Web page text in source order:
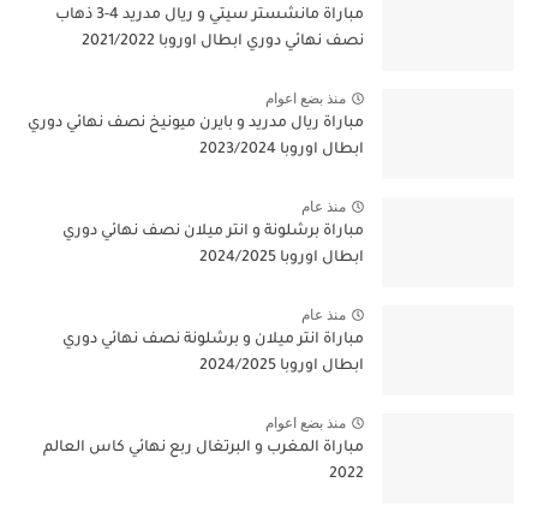
مباراة مانشستر سيتي و ريال مدريد 4-3 ذهاب
نصف نهائي دوري ابطال اوروبا 2021/2022
منذ بضع اعوام
مباراة ريال مدريد و بايرن ميونيخ نصف نهائي دوري
ابطال اوروبا 2023/2024
منذ عام
مباراة برشلونة و انتر ميلان نصف نهائي دوري
ابطال اوروبا 2024/2025
منذ عام
مباراة انتر ميلان و برشلونة نصف نهائي دوري
ابطال اوروبا 2024/2025
منذ بضع اعوام
مباراة المغرب و البرتغال ربع نهائي كاس العالم
2022